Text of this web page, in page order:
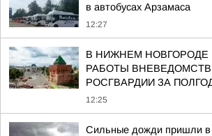
в автобусах Арзамаса
12:27
В НИЖНЕМ НОВГОРОДЕ
РАБОТЫ
РОСГВАРДИИ ЗА
12:25
Сильные дожди пришли в